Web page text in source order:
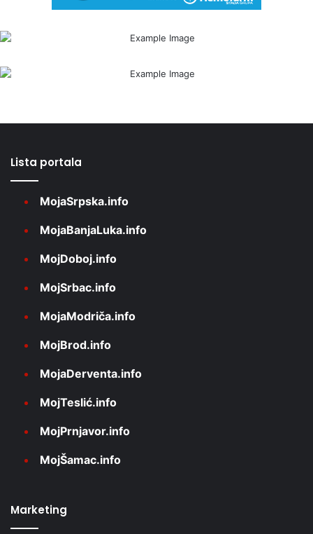
Lista portala
MojaSrpska.info
MojaBanjaLuka.info
MojDoboj.info
MojSrbac.info
MojaModriča.info
MojBrod.info
MojaDerventa.info
MojTeslić.info
MojPrnjavor.info
MojŠamac.info
Marketing